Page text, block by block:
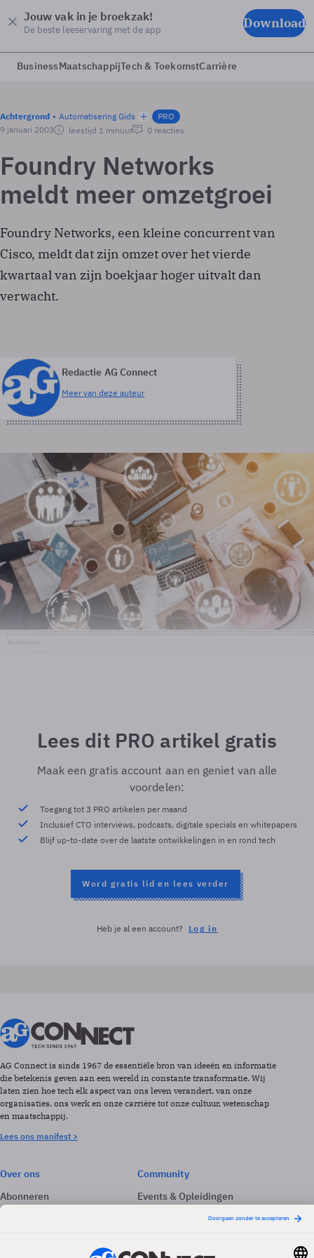
Jouw vak in je broekzak!
De beste leeservaring met de app Download
BusinessMaatschappijTech & ToekomstCarrière
Achtergrond Automatisering Gids
PRO
9 januari 2003
leestijd 1 minuut 0 reacties
Foundry Networks
meldt meer omzetgroei
Foundry Networks, een kleine concurrent van
Cisco, meldt dat zijn omzet over het vierde
kwartaal van zijn boekjaar hoger uitvalt dan
verwacht.
Redactie AG Connect
Meer van deze auteur
Lees dit PRO artikel gratis
Maak een gratis account aan en geniet van alle
voordelen:
Toegang tot 3 PRO artikelen per maand
Inclusief CTO interviews, podcasts, digitale specials en whitepapers
Blijf up-to-date over de laatste ontwikkelingen in en rond tech
Word gratis lid en lees verder
Heb je al een account? Log in
AG Connect is sinds 1967 de essentiële bron van ideeën en informatie
die betekenis geven aan een wereld in constante transformatie. Wij
laten zien hoe tech elk aspect van ons leven verandert, van onze
organisaties, ons werk en onze carrière tot onze cultuur, wetenschap
en maatschappij.
Lees ons manifest >
Over ons
Abonneren
Adverteren
Community
Events & Opleidingen